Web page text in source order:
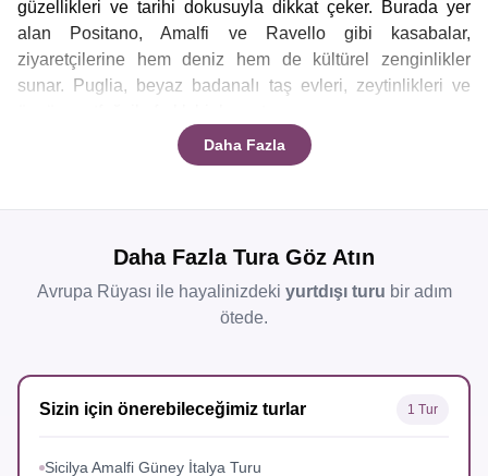
güzellikleri ve tarihi dokusuyla dikkat çeker. Burada yer
alan Positano, Amalfi ve Ravello gibi kasabalar,
ziyaretçilerine hem deniz hem de kültürel zenginlikler
sunar. Puglia, beyaz badanalı taş evleri, zeytinlikleri ve
Bu iki bölgeyi kapsayan turlar, hem Akdeniz’in mavi
Amalfi Turuprogramları, yerel yemeklerin tadımı, doğal
yürüyüşler ve kıyı kasabalarının gezilmesini içerir.
Son Dakika Puglia Amalfi Sicilya Turlarıİtalya’nın güney
bölgesini keşfetmek isteyenler için caziptir. Bu turlar, kısa
Daha Fazla
Daha Fazla Tura Göz Atın
Avrupa Rüyası ile hayalinizdeki yurtdışı turu bir adım
ötede.
Sizin için önerebileceğimiz turlar 1 Tur
Sicilya Amalfi Güney İtalya Turu